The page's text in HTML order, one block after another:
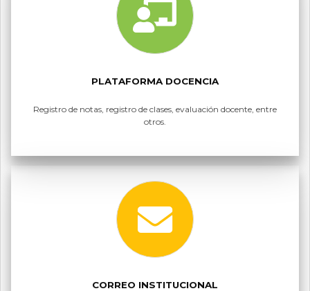
PLATAFORMA DOCENCIA
Registro de notas, registro de clases, evaluación docente, entre
otros.
CORREO INSTITUCIONAL